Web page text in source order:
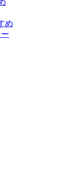
め